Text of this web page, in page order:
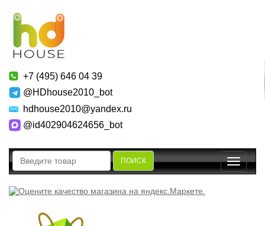
+7 (495) 646 04 39
@HDhouse2010_bot
hdhouse2010@yandex.ru
@id402904624656_bot
ПОИСК
Toggle